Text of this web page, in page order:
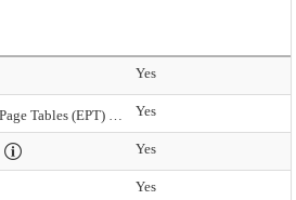
Yes
英特尔 VT-x with Extended Page Tables (EPT) * Yes
Yes
Yes